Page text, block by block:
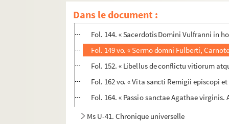
Dans le document :
Fol. 136. « Passio sancti Laurentii »
Fol. 139. « Agnitio sive ostensio
Fol. 144. « Sacerdotis Domini Vulfranni in
Fol. 149 vo. « Sermo domni Fulberti,
Fol. 152. « Libellus de conflictu vitiorum
Fol. 162 vo. « Vita sancti Remigii episcopi
Fol. 164. « Passio sanctae Agathae
Ms U-41. Chronique universelle